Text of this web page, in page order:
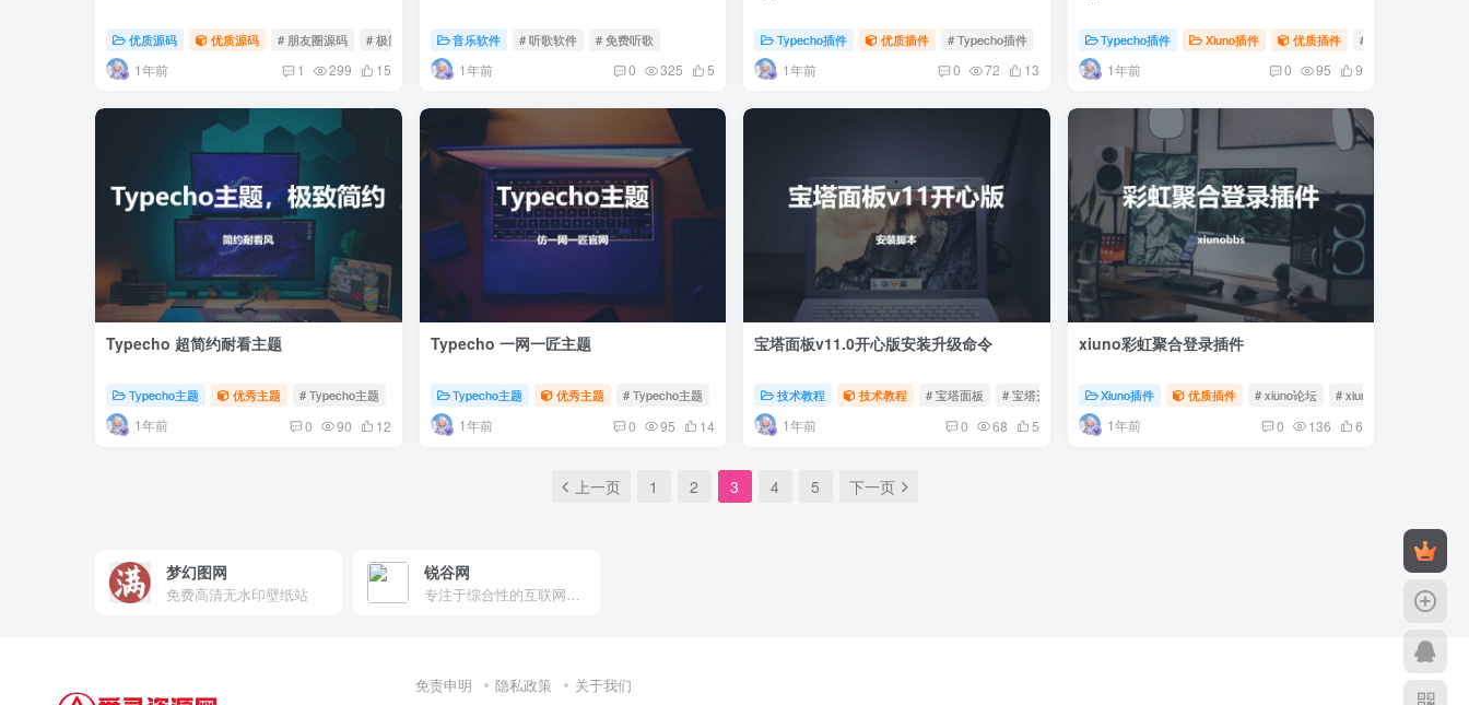
优质源码 优质源码 # 朋友圈源码 # 极简朋友圈
1年前 1 299 15
音乐软件 # 听歌软件 # 免费听歌
1年前 0 325 5
Typecho插件 优质插件 # Typecho插件 # 外链跳转插件
1年前 0 72 13
Typecho插件 Xiuno插件 优质插件 # Typecho插件
1年前 0 95 9
Typecho 超简约耐看主题
Typecho主题 优秀主题 # Typecho主题 # 简约风主题
1年前 0 90 12
Typecho 一网一匠主题
Typecho主题 优秀主题 # Typecho主题 # 官网主题
1年前 0 95 14
宝塔面板v11.0开心版安装升级命令
技术教程 技术教程 # 宝塔面板 # 宝塔开心版 # 宝塔面板开心脚本
1年前 0 68 5
xiuno彩虹聚合登录插件
Xiuno插件 优质插件 # xiuno论坛 # xiuno插件
1年前 0 136 6
上一页 1 2 3 4 5 下一页
梦幻图网
免费高清无水印壁纸站
锐谷网
免责申明 隐私政策 关于我们